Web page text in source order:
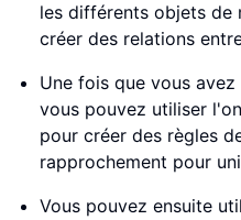
les différents objets de
créer des relations
Une fois que vous
vous pouvez utiliser
pour créer des règles
rapprochement pour
Vous pouvez ensuite